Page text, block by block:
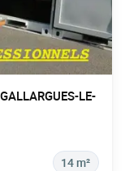
LE-
14 m²